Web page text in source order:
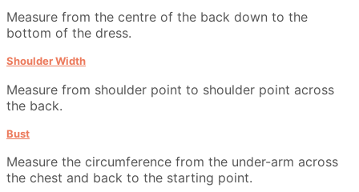
Measure from the centre of the back down to the
bottom of the dress.
Shoulder Width
Measure from shoulder point to shoulder point across
the back.
Bust
Measure the circumference from the under-arm across
the chest and back to the starting point.